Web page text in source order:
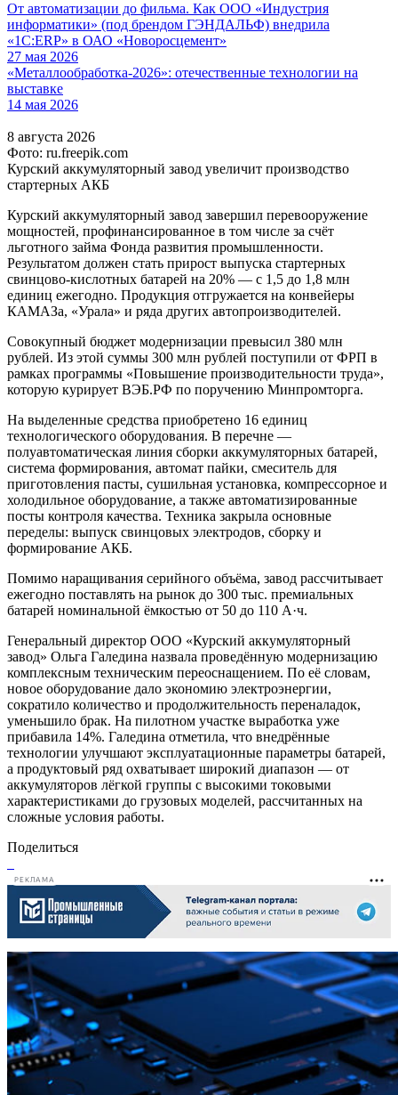
От автоматизации до фильма. Как ООО «Индустрия
информатики» (под брендом ГЭНДАЛЬФ) внедрила
«1С:ERP» в ОАО «Новоросцемент»
27 мая 2026
«Металлообработка-2026»: отечественные технологии на
выставке
14 мая 2026
8 августа 2026
Фото: ru.freepik.com
Курский аккумуляторный завод увеличит производство
стартерных АКБ
Курский аккумуляторный завод завершил перевооружение
мощностей, профинансированное в том числе за счёт
льготного займа Фонда развития промышленности.
Результатом должен стать прирост выпуска стартерных
свинцово-кислотных батарей на 20% — с 1,5 до 1,8 млн
единиц ежегодно. Продукция отгружается на конвейеры
КАМАЗа, «Урала» и ряда других автопроизводителей.
Совокупный бюджет модернизации превысил 380 млн
рублей. Из этой суммы 300 млн рублей поступили от ФРП в
рамках программы «Повышение производительности труда»,
которую курирует ВЭБ.РФ по поручению Минпромторга.
На выделенные средства приобретено 16 единиц
технологического оборудования. В перечне —
полуавтоматическая линия сборки аккумуляторных батарей,
система формирования, автомат пайки, смеситель для
приготовления пасты, сушильная установка, компрессорное и
холодильное оборудование, а также автоматизированные
посты контроля качества. Техника закрыла основные
переделы: выпуск свинцовых электродов, сборку и
формирование АКБ.
Помимо наращивания серийного объёма, завод рассчитывает
ежегодно поставлять на рынок до 300 тыс. премиальных
батарей номинальной ёмкостью от 50 до 110 А·ч.
Генеральный директор ООО «Курский аккумуляторный
завод» Ольга Галедина назвала проведённую модернизацию
комплексным техническим переоснащением. По её словам,
новое оборудование дало экономию электроэнергии,
сократило количество и продолжительность переналадок,
уменьшило брак. На пилотном участке выработка уже
прибавила 14%. Галедина отметила, что внедрённые
технологии улучшают эксплуатационные параметры батарей,
а продуктовый ряд охватывает широкий диапазон — от
аккумуляторов лёгкой группы с высокими токовыми
характеристиками до грузовых моделей, рассчитанных на
сложные условия работы.
Поделиться
РЕКЛАМА